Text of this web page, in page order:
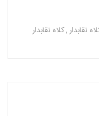
نقابدار , کلاه نقابدار